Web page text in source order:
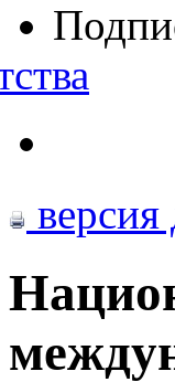
версия